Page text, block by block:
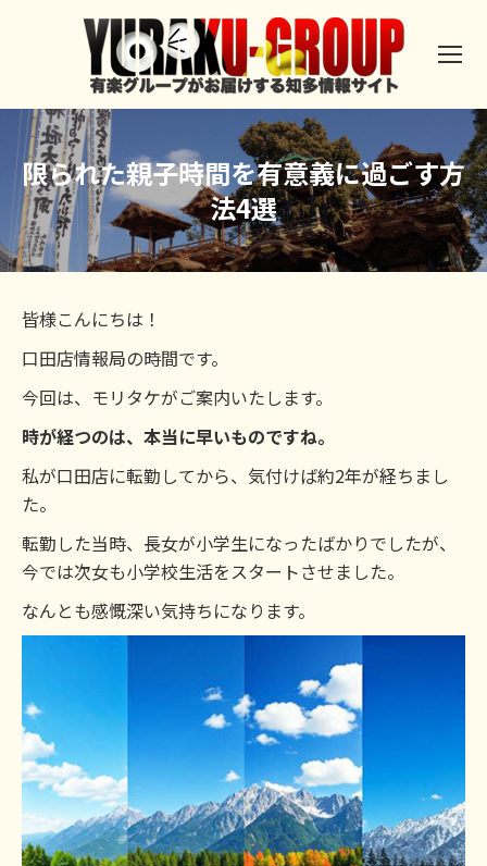
限られた親子時間を有意義に過ごす方
法4選
皆様こんにちは！
口田店情報局の時間です。
今回は、モリタケがご案内いたします。
時が経つのは、本当に早いものですね。
私が口田店に転勤してから、気付けば約2年が経ちまし
た。
転勤した当時、長女が小学生になったばかりでしたが、
今では次女も小学校生活をスタートさせました。
なんとも感慨深い気持ちになります。